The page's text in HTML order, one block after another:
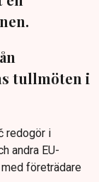
tullmöten i
redogör i
andra EU-
företrädare